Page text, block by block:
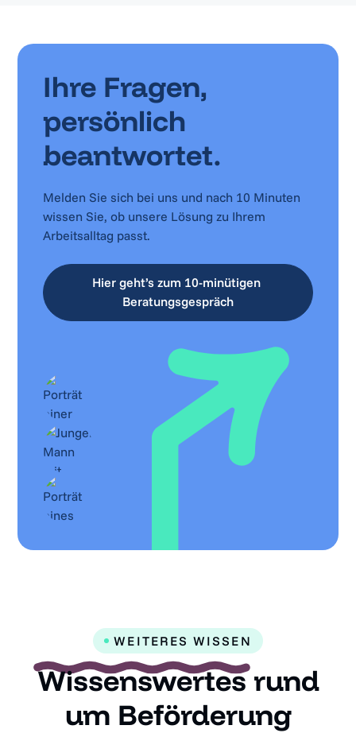
Ihre Fragen,
persönlich
beantwortet.
Melden Sie sich bei uns und nach 10 Minuten
wissen Sie, ob unsere Lösung zu Ihrem
Arbeitsalltag passt.
Hier geht’s zum 10-minütigen
Beratungsgespräch
WEITERES WISSEN
Wissenswertesrund
um Beförderung